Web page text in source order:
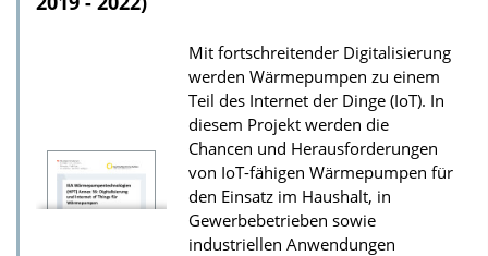
s
z
u
r
P
u
b
Mit fortschreitender Digitalisierung
werden Wärmepumpen zu einem
Teil des Internet der Dinge (IoT). In
diesem Projekt werden die
Chancen und Herausforderungen
von IoT-fähigen Wärmepumpen für
den Einsatz im Haushalt, in
Gewerbebetrieben sowie
industriellen Anwendungen